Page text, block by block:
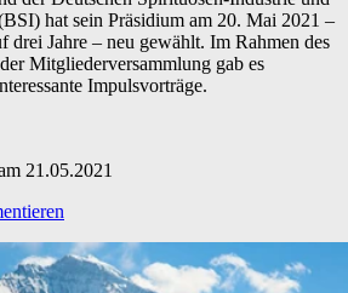
hat sein Präsidium am 20. Mai 2021 –
drei Jahre – neu gewählt. Im Rahmen des
Mitgliederversammlung gab es
Impulsvorträge.
21.05.2021